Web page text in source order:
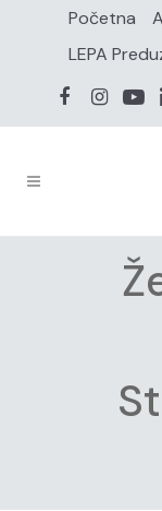
Početna
LEPA